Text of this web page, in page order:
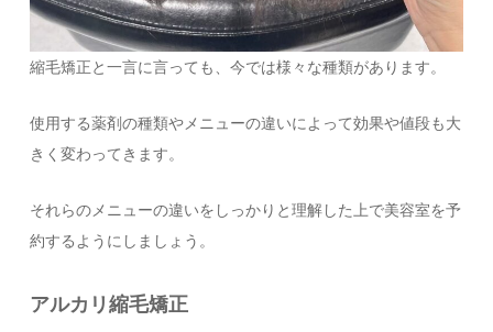
縮毛矯正と一言に言っても、今では様々な種類があります。
使用する薬剤の種類やメニューの違いによって効果や値段も大
きく変わってきます。
それらのメニューの違いをしっかりと理解した上で美容室を予
約するようにしましょう。
アルカリ縮毛矯正